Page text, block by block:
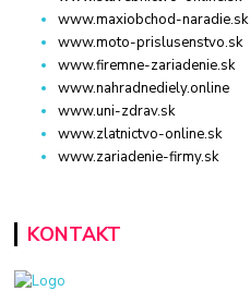
www.maxiobchod-naradie.sk
www.moto-prislusenstvo.sk
www.firemne-zariadenie.sk
www.nahradnediely.online
www.uni-zdrav.sk
www.zlatnictvo-online.sk
www.zariadenie-firmy.sk
KONTAKT